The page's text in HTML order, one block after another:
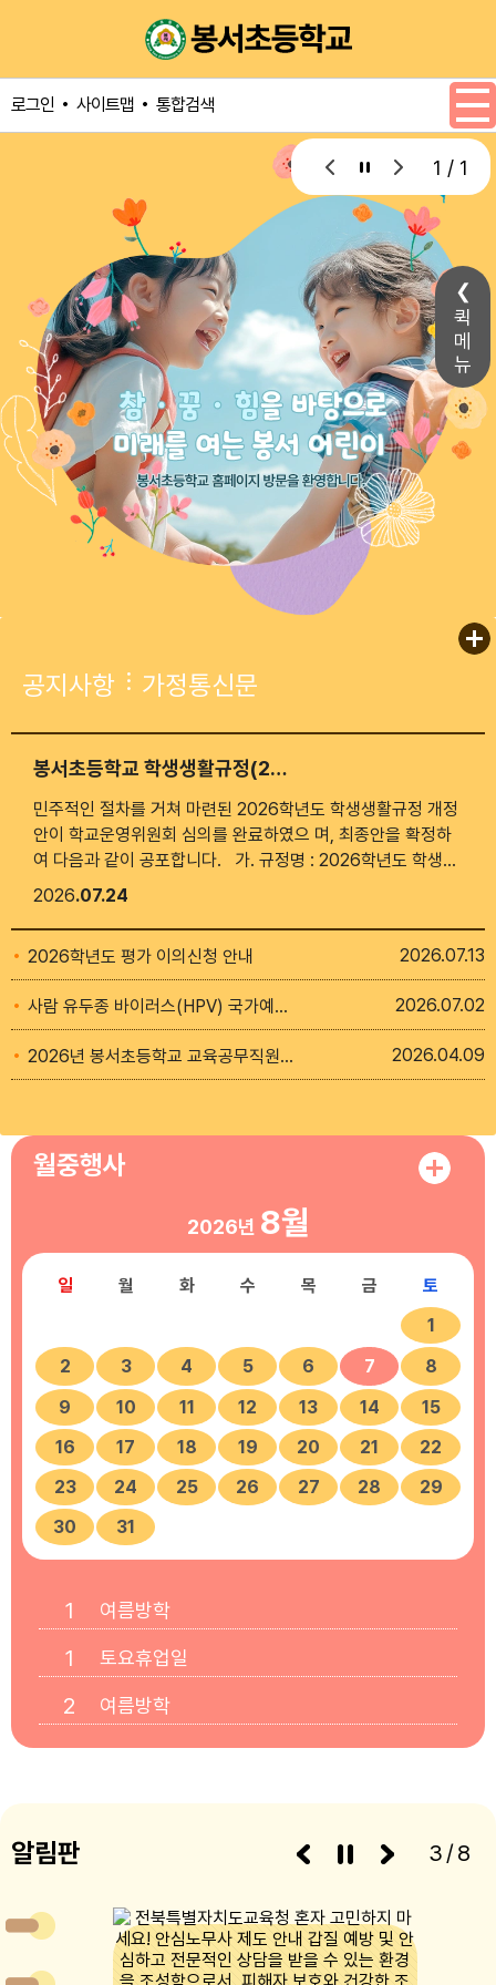
퀵
메
뉴
로그인 사이트맵 통합검색
1 / 1
공지사항 가정통신문
봉서초등학교 학생생활규정(2026. 7. 24. 개정)
민주적인 절차를 거쳐 마련된 2026학년도 학생생활규정 개정
안이 학교운영위원회 심의를 완료하였으 며, 최종안을 확정하
여 다음과 같이 공포합니다. 가. 규정명 : 2026학년도 학생생
활규정 개정안 나. 공포 일자 : 2026. 7. 24(금) 다. 공포 방법 :
*학생생활규정 원문은 붙임파일 참조
2026 07.24
2026학년도 평가 이의신청 안내 2026 07.13
사람 유두종 바이러스(HPV) 국가예방접종 사업 확대 2026 07.02
2026년 봉서초등학교 교육공무직원(조리실무사 대체인력) 채용 공고 2026 04.09
월중행사
2026년 8월
일 월 화 수 목 금
토
1
2
3 4 5 6 7
8
9
10 11 12 13 14
15
16
17 18 19 20 21
22
23
24 25 26 27 28
29
30
31
1 여름방학
1 토요휴업일
2 여름방학
3 여름방학
5
여름방학
알림판 3/8